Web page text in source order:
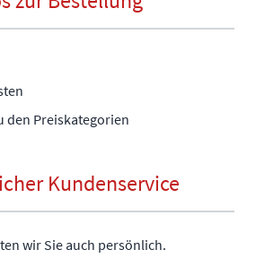
den Preiskategorien
Kundenservice
wir Sie auch persönlich.